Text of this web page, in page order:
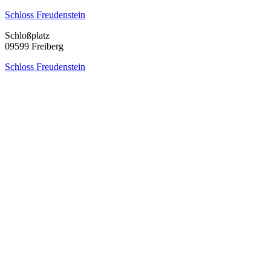
Schloss Freudenstein
Schloßplatz
09599 Freiberg
Schloss Freudenstein